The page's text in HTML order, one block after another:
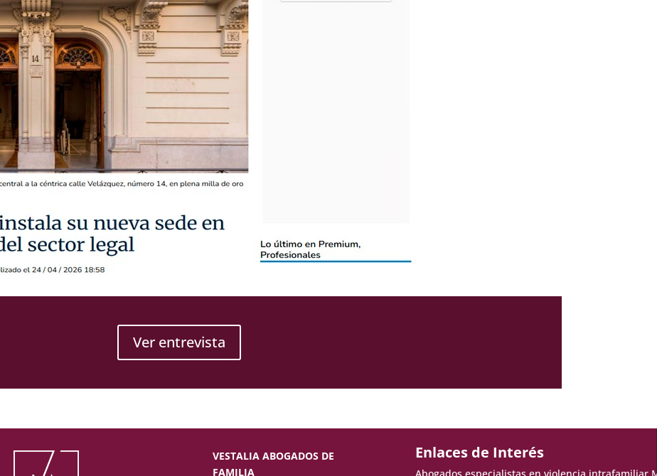
Ver entrevista
VESTALIA ABOGADOS DE
FAMILIA
Enlaces de Interés